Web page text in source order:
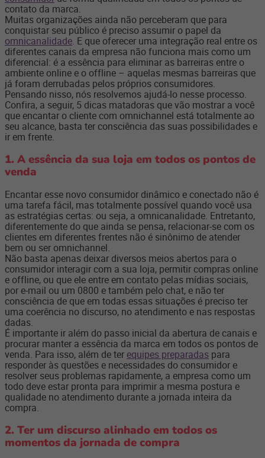
contato da marca.
Muitas organizações ainda não perceberam que para
conquistar seu público é preciso assumir o papel da
omnicanalidade. E que oferecer uma integração real entre os
diferentes canais da empresa não funciona mais como um
diferencial: é a essência para eliminar as barreiras entre o
ambiente online e o offline – aquelas mesmas barreiras que
já foram derrubadas pelos próprios consumidores.
Pensando nisso, nós resolvemos ajudá-lo nesse processo.
Confira, a seguir, 5 dicas matadoras que vão mostrar a você
que encantar o cliente com omnichannel está totalmente ao
seu alcance, basta ter consciência das suas possibilidades e
ir em frente.
1. A essência da sua loja em todos os pontos de
venda
Encantar esse novo consumidor dinâmico e conectado não é
uma tarefa fácil, mas totalmente possível quando você usa
as estratégias certas: ou seja, a omnicanalidade. Entretanto,
diferentemente do que ainda se pensa, relacionar-se com os
clientes em diferentes frentes não é sinônimo de atender
bem ou ser omnichannel.
Não basta apenas deixar diversos meios abertos para o
consumidor interagir com a sua loja, permitir compras online
e offline, ou que ele entre em contato pelas mídias sociais,
por e-mail ou um 0800 e também pelo chat, e não ter
consciência de que em todas essas situações é preciso ter
uma coerência no discurso, no atendimento e nas respostas
dadas.
É importante ir além do passo inicial da abertura de canais e
procurar manter a essência da marca em todos os pontos de
venda. Para isso, além de ter equipes preparadas para
responder às questões e necessidades do consumidor e
resolver seus problemas rapidamente, a empresa como um
todo deve estar pronta para imprimir a mesma postura e
qualidade no atendimento durante a jornada inteira da
compra.
2. Ter um discurso alinhado em todos os
momentos da jornada de compra